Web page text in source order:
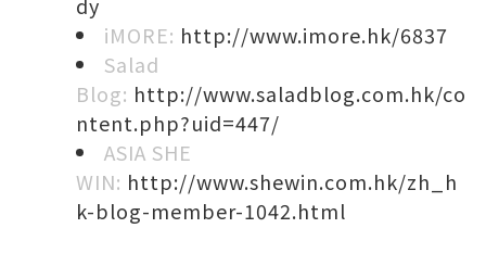
iMORE: http://www.imore.hk/6837
Salad
Blog: http://www.saladblog.com.hk/co
ntent.php?uid=447/
ASIA SHE
WIN: http://www.shewin.com.hk/zh_h
k-blog-member-1042.html